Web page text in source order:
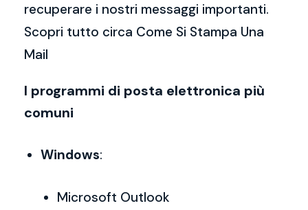
recuperare i nostri messaggi importanti.
Scopri tutto circa Come Si Stampa Una
Mail
I programmi di posta elettronica più
comuni
Windows:
Microsoft Outlook